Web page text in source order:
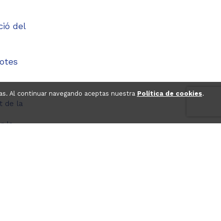
Al continuar navegando aceptas nuestra Política de cookies.
del
de la
la